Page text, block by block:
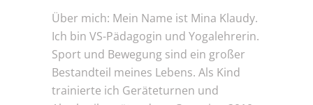
Über mich: Mein Name ist Mina Klaudy.
Ich bin VS-Pädagogin und Yogalehrerin.
Sport und Bewegung sind ein großer
Bestandteil meines Lebens. Als Kind
trainierte ich Geräteturnen und